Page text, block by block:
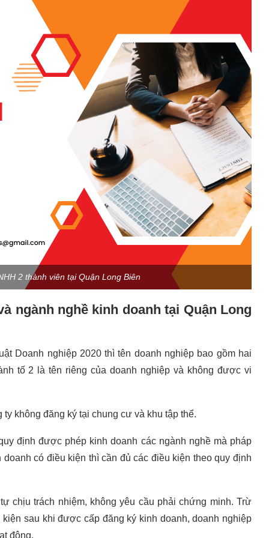
2 thành viên tại Quận Long Biên
ngành nghề kinh doanhtại Quận Long
Doanh nghiệp 2020 thì tên doanh nghiệp bao gồm hai
tố 2 là tên riêng của doanh nghiệp và không được vi
không đăng ký tại chung cư và khu tập thể.
định được phép kinh doanh các ngành nghề mà pháp
có điều kiện thì cần đủ các điều kiện theo quy định
chịu trách nhiệm, không yêu cầu phải chứng minh. Trừ
sau khi được cấp đăng ký kinh doanh, doanh nghiệp
động.